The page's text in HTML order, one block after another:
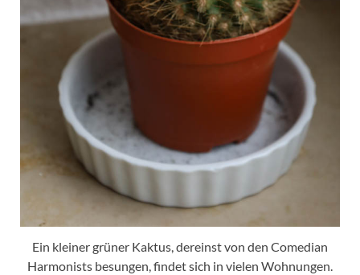
Ein kleiner grüner Kaktus, dereinst von den Comedian
Harmonists besungen, findet sich in vielen Wohnungen.